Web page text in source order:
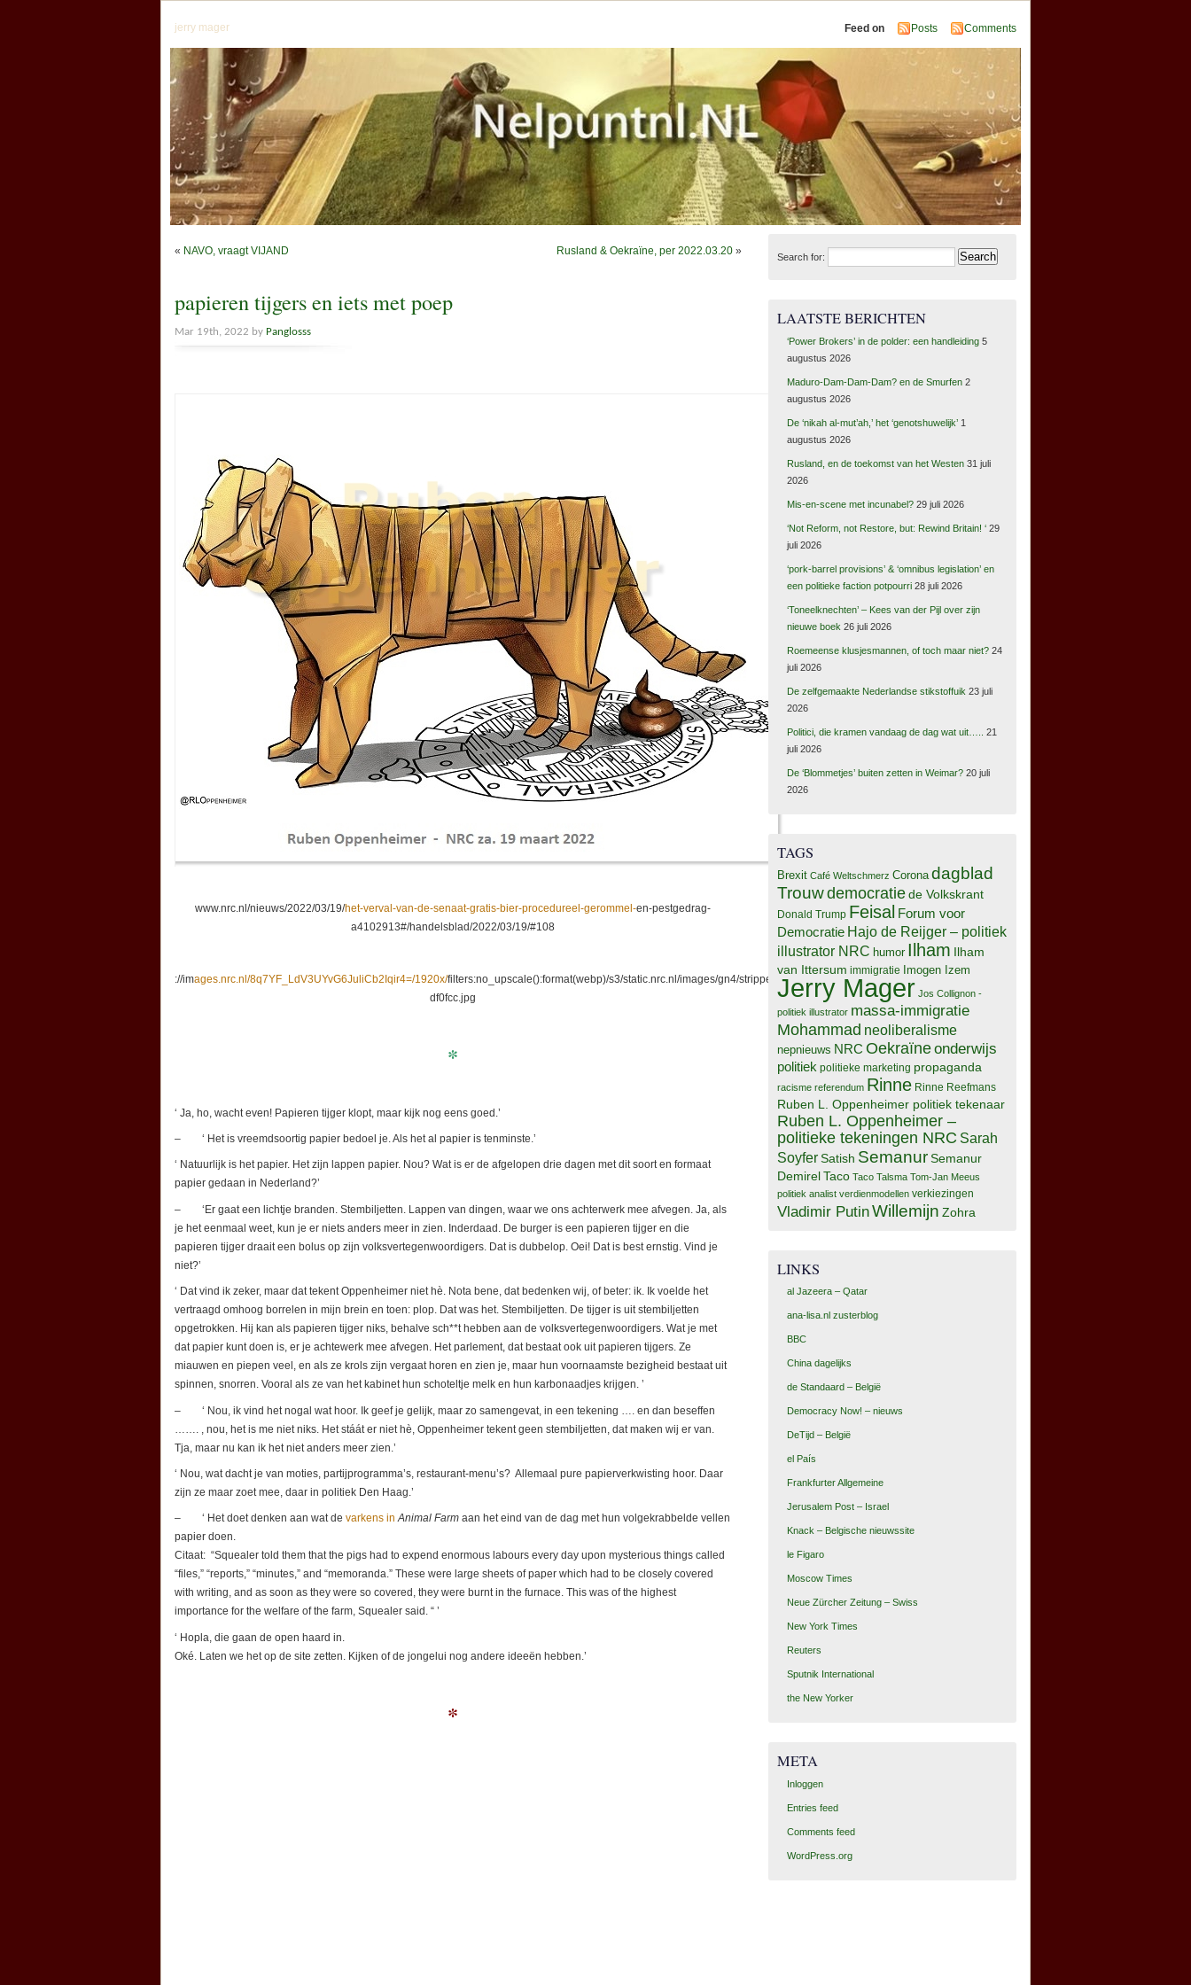
jerry mager Feed on Posts Comments
« NAVO, vraagt VIJAND Rusland & Oekraïne, per 2022.03.20 »
papieren tijgers en iets met poep
Mar 19th, 2022 by Panglosss
www.nrc.nl/nieuws/2022/03/19/het-verval-van-de-senaat-gratis-bier-procedureel-gerommel-en-pestgedrag-
a4102913#/handelsblad/2022/03/19/#108
://images.nrc.nl/8q7YF_LdV3UYvG6JuliCb2Iqir4=/1920x/filters:no_upscale():format(webp)/s3/static.nrc.nl/images/gn4/stripped/data83515242-
df0fcc.jpg
*
‘ Ja, ho, wacht even! Papieren tijger klopt, maar kijk nog eens goed.’
– ‘ Het is vreemdsoortig papier bedoel je. Als het al papier is tenminste.’
‘ Natuurlijk is het papier. Het zijn lappen papier. Nou? Wat is er de afgelopen drie dagen met dit soort en formaat
papier gedaan in Nederland?’
– ‘Er gaat een lichtje branden. Stembiljetten. Lappen van dingen, waar we ons achterwerk mee afvegen. Ja, als
je het eenmaal weet, kun je er niets anders meer in zien. Inderdaad. De burger is een papieren tijger en die
papieren tijger draait een bolus op zijn volksvertegenwoordigers. Dat is dubbelop. Oei! Dat is best ernstig. Vind je
niet?’
‘ Dat vind ik zeker, maar dat tekent Oppenheimer niet hè. Nota bene, dat bedenken wij, of beter: ik. Ik voelde het
vertraagd omhoog borrelen in mijn brein en toen: plop. Dat was het. Stembiljetten. De tijger is uit stembiljetten
opgetrokken. Hij kan als papieren tijger niks, behalve sch**t hebben aan de volksvertegenwoordigers. Wat je met
dat papier kunt doen is, er je achtewerk mee afvegen. Het parlement, dat bestaat ook uit papieren tijgers. Ze
miauwen en piepen veel, en als ze krols zijn vergaat horen en zien je, maar hun voornaamste bezigheid bestaat uit
spinnen, snorren. Vooral als ze van het kabinet hun schoteltje melk en hun karbonaadjes krijgen. ’
– ‘ Nou, ik vind het nogal wat hoor. Ik geef je gelijk, maar zo samengevat, in een tekening …. en dan beseffen
……. , nou, het is me niet niks. Het stáát er niet hè, Oppenheimer tekent geen stembiljetten, dat maken wij er van.
Tja, maar nu kan ik het niet anders meer zien.’
‘ Nou, wat dacht je van moties, partijprogramma’s, restaurant-menu’s? Allemaal pure papierverkwisting hoor. Daar
zijn ze maar zoet mee, daar in politiek Den Haag.’
– ‘ Het doet denken aan wat de varkens inAnimal Farm aan het eind van de dag met hun volgekrabbelde vellen
papier doen.
Citaat: “Squealer told them that the pigs had to expend enormous labours every day upon mysterious things called
“files,” “reports,” “minutes,” and “memoranda.” These were large sheets of paper which had to be closely covered
with writing, and as soon as they were so covered, they were burnt in the furnace. This was of the highest
importance for the welfare of the farm, Squealer said. “ ’
‘ Hopla, die gaan de open haard in.
Oké. Laten we het op de site zetten. Kijken of de jongelui nog andere ideeën hebben.’
*
Search for:
LAATSTE BERICHTEN
‘Power Brokers’ in de polder: een handleiding 5
augustus 2026
Maduro-Dam-Dam-Dam? en de Smurfen 2
augustus 2026
De ‘nikah al-mut’ah,’ het ‘genotshuwelijk’ 1
augustus 2026
Rusland, en de toekomst van het Westen 31 juli
2026
Mis-en-scene met incunabel? 29 juli 2026
‘Not Reform, not Restore, but: Rewind Britain! ‘ 29
juli 2026
‘pork-barrel provisions’ & ‘omnibus legislation’ en
een politieke faction potpourri 28 juli 2026
‘Toneelknechten’ – Kees van der Pijl over zijn
nieuwe boek 26 juli 2026
Roemeense klusjesmannen, of toch maar niet? 24
juli 2026
De zelfgemaakte Nederlandse stikstoffuik 23 juli
2026
Politici, die kramen vandaag de dag wat uit…..
21
juli 2026
De ‘Blommetjes’ buiten zetten in Weimar? 20 juli
2026
TAGS
Brexit Café Weltschmerz Corona dagblad
Trouwdemocratiede Volkskrant
Donald Trump Feisal Forum voor
Democratie Hajo de Reijger – politiek
illustrator NRC humor Ilham Ilham
van Ittersum immigratie Imogen Izem
Jerry Mager Jos Collignon -
politiek illustrator massa-immigratie
Mohammad neoliberalisme
nepnieuws NRC Oekraïneonderwijs
politiek politieke marketing propaganda
racisme referendum Rinne Rinne Reefmans
Ruben L. Oppenheimer politiek tekenaar
Ruben L. Oppenheimer –
politieke tekeningen NRC Sarah
Soyfer Satish SemanurSemanur
DemirelTaco Taco Talsma Tom-Jan Meeus
politiek analist verdienmodellen verkiezingen
Vladimir PutinWillemijn Zohra
LINKS
al Jazeera – Qatar
ana-lisa.nl zusterblog
BBC
China dagelijks
de Standaard – België
Democracy Now! – nieuws
DeTijd – België
el País
Frankfurter Allgemeine
Jerusalem Post – Israel
Knack – Belgische nieuwssite
le Figaro
Moscow Times
Neue Zürcher Zeitung – Swiss
New York Times
Reuters
Sputnik International
the New Yorker
META
Inloggen
Entries feed
Comments feed
WordPress.org